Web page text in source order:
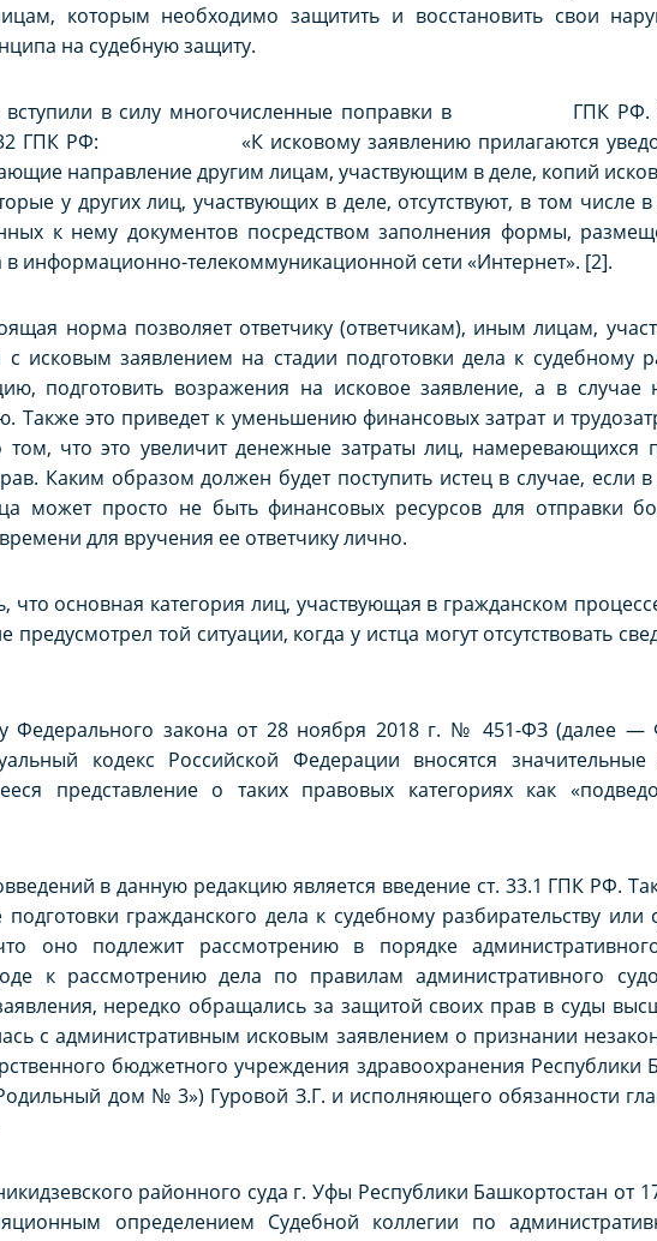
которым необходимо защитить и восстановить свои
на судебную защиту.
вступили в силу многочисленные поправки в ГПК РФ.
132 ГПК РФ: «К исковому заявлению прилагаются
направление другим лицам, участвующим в деле, копий
у других лиц, участвующих в деле, отсутствуют, в том числе
к нему документов посредством заполнения формы,
в информационно-телекоммуникационной сети «Интернет». [2].
норма позволяет ответчику (ответчикам), иным лицам,
с исковым заявлением на стадии подготовки дела к судебному
подготовить возражения на исковое заявление, а в случае
это приведет к уменьшению финансовых затрат и
том, что это увеличит денежные затраты лиц, намеревающихся
Каким образом должен будет поступить истец в случае, если в
может просто не быть финансовых ресурсов для отправки
для вручения ее ответчику лично.
что основная категория лиц, участвующая в гражданском
предусмотрел той ситуации, когда у истца могут отсутствовать
Федерального закона от 28 ноября 2018 г. № 451-ФЗ (далее
кодекс Российской Федерации вносятся
представление о таких правовых категориях как
в данную редакцию является введение ст. 33.1 ГПК РФ.
подготовки гражданского дела к судебному разбирательству или
оно подлежит рассмотрению в порядке
к рассмотрению дела по правилам административного
нередко обращались за защитой своих прав в суды
с административным исковым заявлением о признании
бюджетного учреждения здравоохранения
дом № 3») Гуровой З.Г. и исполняющего обязанности
районного суда г. Уфы Республики Башкортостан от
определением Судебной коллегии по